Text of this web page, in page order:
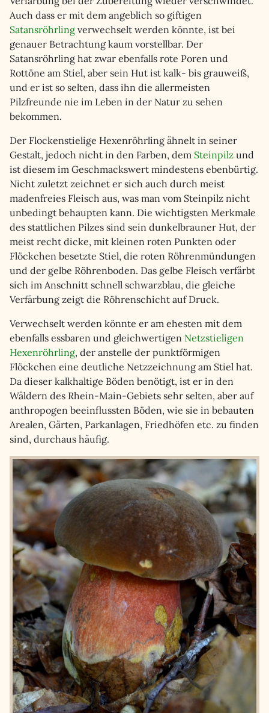
Auch dass er mit dem angeblich so giftigen
Satansröhrling verwechselt werden könnte, ist bei
genauer Betrachtung kaum vorstellbar. Der
Satansröhrling hat zwar ebenfalls rote Poren und
Rottöne am Stiel, aber sein Hut ist kalk- bis grauweiß,
und er ist so selten, dass ihn die allermeisten
Pilzfreunde nie im Leben in der Natur zu sehen
bekommen.
Der Flockenstielige Hexenröhrling ähnelt in seiner
Gestalt, jedoch nicht in den Farben, dem Steinpilz und
ist diesem im Geschmackswert mindestens ebenbürtig.
Nicht zuletzt zeichnet er sich auch durch meist
madenfreies Fleisch aus, was man vom Steinpilz nicht
unbedingt behaupten kann. Die wichtigsten Merkmale
des stattlichen Pilzes sind sein dunkelbrauner Hut, der
meist recht dicke, mit kleinen roten Punkten oder
Flöckchen besetzte Stiel, die roten Röhrenmündungen
und der gelbe Röhrenboden. Das gelbe Fleisch verfärbt
sich im Anschnitt schnell schwarzblau, die gleiche
Verfärbung zeigt die Röhrenschicht auf Druck.
Verwechselt werden könnte er am ehesten mit dem
ebenfalls essbaren und gleichwertigen Netzstieligen
Hexenröhrling, der anstelle der punktförmigen
Flöckchen eine deutliche Netzzeichnung am Stiel hat.
Da dieser kalkhaltige Böden benötigt, ist er in den
Wäldern des Rhein-Main-Gebiets sehr selten, aber auf
anthropogen beeinflussten Böden, wie sie in bebauten
Arealen, Gärten, Parkanlagen, Friedhöfen etc. zu finden
sind, durchaus häufig.